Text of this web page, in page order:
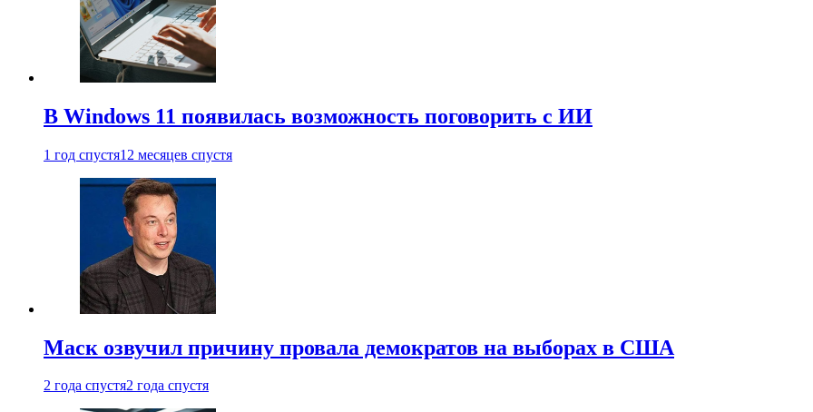
В Windows 11 появилась возможность поговорить с ИИ
1 год спустя12 месяцев спустя
Маск озвучил причину провала демократов на выборах в США
2 года спустя2 года спустя